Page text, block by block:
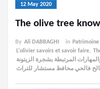
12 May 2020
The olive tree
By Ali DABBAGHI in
L'olivier savoirs et savoir faire,
المرتبطة بشجرة الزيتونة
فالحي محافظ مستشار للتراث